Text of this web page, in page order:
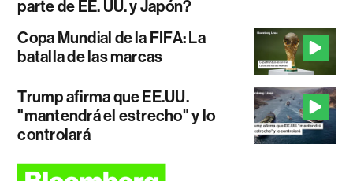
parte de EE. UU. y Japón?
Copa Mundial de la FIFA: La
batalla de las marcas
Trump afirma que EE.UU.
"mantendrá el estrecho" y lo
controlará